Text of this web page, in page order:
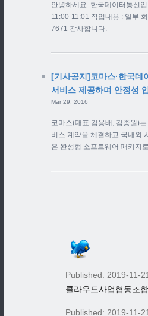
안녕하세요. 한국데이터통신
11:00-11:01 작업내용 : 일부
7671 감사합니다.
[기사공지]코마스·한국데
서비스 제공하며 안정성
Mar 29, 2016
코마스(대표 김용배, 김종원)
비스 계약을 체결하고 국내외
은 완성형 소프트웨어 패키지
Published: 2019-11-
클라우드사업협동조
Published: 2019-11-